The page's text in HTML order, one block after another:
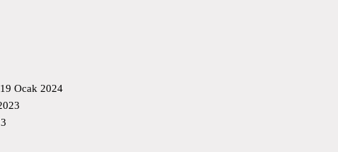
19 Ocak 2024